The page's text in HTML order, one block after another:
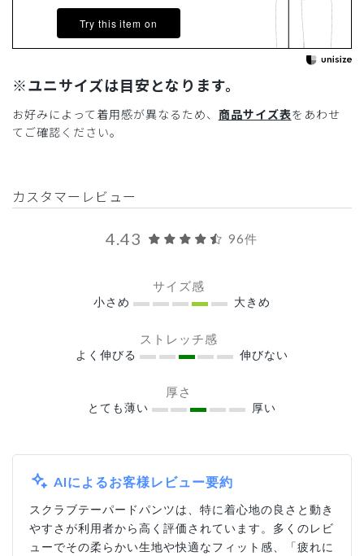
Try this item on
※ユニサイズは目安となります。
お好みによって着用感が異なるため、 商品サイズ表をあわせ
てご確認ください。
カスタマーレビュー
4.43 96件
サイズ感
小さめ 大きめ
ストレッチ感
よく伸びる 伸びない
厚さ
とても薄い 厚い
AIによるお客様レビュー要約
スクラブテーパードパンツは、特に着心地の良さと動き
やすさが利用者から高く評価されています。多くのレビ
ューでその柔らかい生地や快適なフィット感、「疲れに